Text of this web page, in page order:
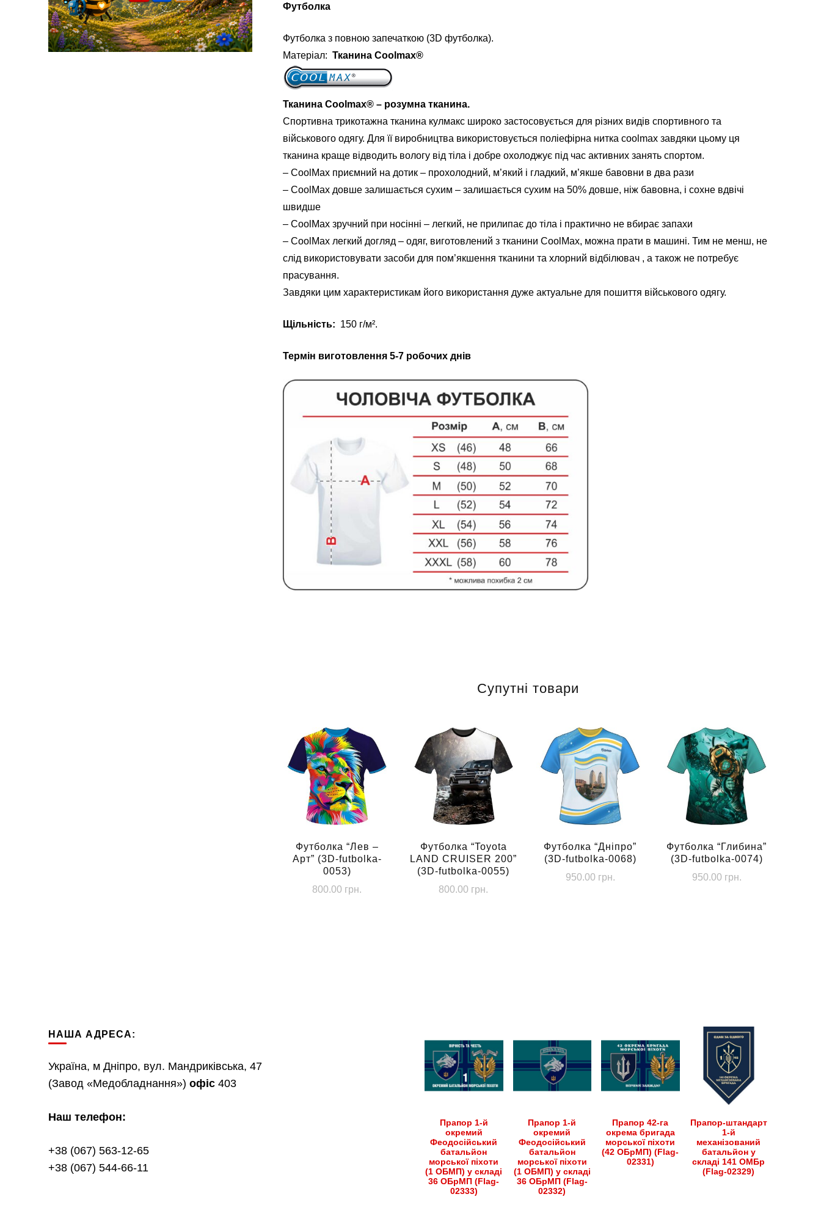
Футболка
Футболка з повною запечаткою (3D футболка).
Матеріал:Тканина Coolmax®
Тканина Coolmax® – розумна тканина.
Спортивна трикотажна тканина кулмакс широко застосовується для різних видів спортивного та
військового одягу. Для її виробництва використовується поліефірна нитка coolmax завдяки цьому ця
тканина краще відводить вологу від тіла і добре охолоджує під час активних занять спортом.
– CoolMax приємний на дотик – прохолодний, м’який і гладкий, м’якше бавовни в два рази
– CoolMax довше залишається сухим – залишається сухим на 50% довше, ніж бавовна, і сохне вдвічі
швидше
– CoolMax зручний при носінні – легкий, не прилипає до тіла і практично не вбирає запахи
– CoolMax легкий догляд – одяг, виготовлений з тканини CoolMax, можна прати в машині. Тим не менш, не
слід використовувати засоби для пом’якшення тканини та хлорний відбілювач , а також не потребує
прасування.
Завдяки цим характеристикам його використання дуже актуальне для пошиття військового одягу.
Щільність: 150 г/м².
Термін виготовлення 5-7 робочих днів
Супутні товари
Футболка “Лев –
Арт” (3D-futbolka-
0053)
800.00 грн.
Футболка “Toyota
LAND CRUISER 200”
(3D-futbolka-0055)
800.00 грн.
на
сторінці
товару
Футболка “Дніпро”
(3D-futbolka-0068)
950.00 грн.
сторінці
товару
Футболка “Глибина”
(3D-futbolka-0074)
950.00 грн.
на
сторінці
товару
НАША АДРЕСА:
Україна, м Дніпро, вул. Мандриківська, 47
(Завод «Медобладнання») офіс 403
Наш телефон:
+38 (067) 563-12-65
+38 (067) 544-66-11
Прапор 1-й
окремий
Феодосійський
батальйон
морської піхоти
(1 ОБМП) у складі
36 ОБрМП (Flag-
02333)
Прапор 1-й
окремий
Феодосійський
батальйон
морської піхоти
(1 ОБМП) у складі
36 ОБрМП (Flag-
02332)
Прапор 42-га
окрема бригада
морської піхоти
(42 ОБрМП) (Flag-
02331)
Прапор-штандарт
1-й
механізований
батальйон у
складі 141 ОМБр
(Flag-02329)